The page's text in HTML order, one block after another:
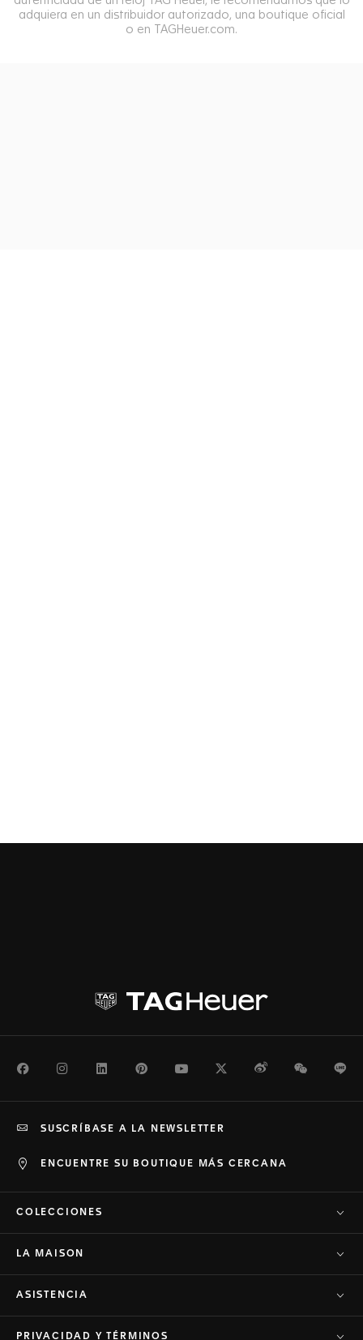
FacebookInstagramLinkedInPinterestYoutubeTwitterWeiboWeChat
ENCUENTRE SU BOUTIQUE MÁS CERCANA
SUSCRÍBASE A LA NEWSLETTER
COLECCIONES
LA MAISON
ASISTENCIA
PRIVACIDAD Y TÉRMINOS